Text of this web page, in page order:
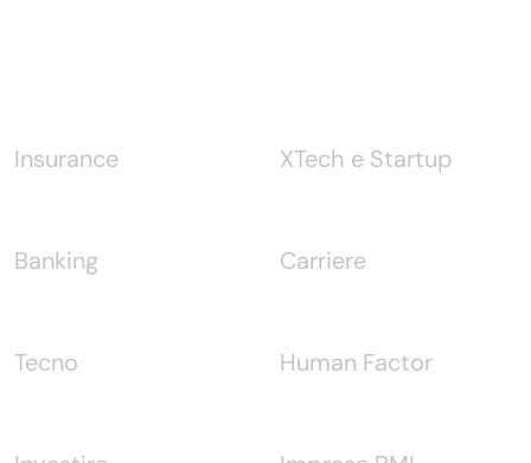
Insurance
Banking
Tecno
XTech e Startup
Carriere
Human Factor